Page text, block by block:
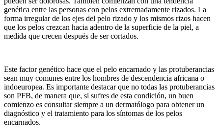
genética entre las personas con pelos extremadamente rizados. La
forma irregular de los ejes del pelo rizado y los mismos rizos hacen
que los pelos crezcan hacia adentro de la superficie de la piel, a
medida que crecen después de ser cortados.
Este factor genético hace que el pelo encarnado y las protuberancias
sean muy comunes entre los hombres de descendencia africana o
indoeuropea. Es importante destacar que no todas las protuberancias
son PFB, de manera que, si sufres de esta condición, un buen
comienzo es consultar siempre a un dermatólogo para obtener un
diagnóstico y el tratamiento para los síntomas de los pelos
encarnados.